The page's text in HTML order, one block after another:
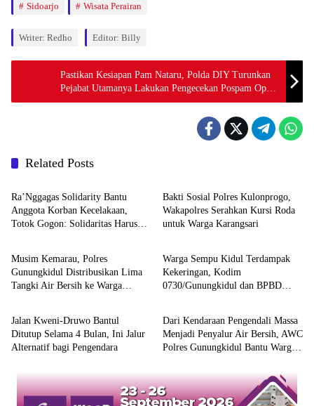
Sidoarjo Wisata Perairan
Writer: Redho Editor: Billy
Pastikan Kesiapan Pam Nataru, Polda DIY Turunkan
Pejabat Utamanya Lakukan Pengecekan Pospam Ops
Lilin Progo 2024
Related Posts
Berita
Ra’Nggagas Solidarity Bantu
Anggota Korban Kecelakaan,
Totok Gogon: Solidaritas Harus
Bakti Sosial Polres Kulonprogo,
Wakapolres Serahkan Kursi Roda
untuk Warga Karangsari
Berita
Musim Kemarau, Polres
Gunungkidul Distribusikan Lima
Tangki Air Bersih ke Warga
Berita
Warga Sempu Kidul Terdampak
Kekeringan, Kodim
0730/Gunungkidul dan BPBD
Berita
Jalan Kweni-Druwo Bantul
Ditutup Selama 4 Bulan, Ini Jalur
Alternatif bagi Pengendara
Berita
Dari Kendaraan Pengendali Massa
Menjadi Penyalur Air Bersih, AWC
Polres Gunungkidul Bantu Warga